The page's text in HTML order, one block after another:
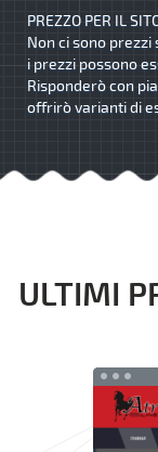
PREZZO PER IL
Non ci sono
i prezzi possono
Risponderò con
offrirò varianti di
ULTIMI